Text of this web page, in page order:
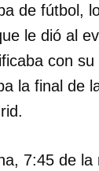
de fútbol,
le dió al
con
la final de
7:45 de la